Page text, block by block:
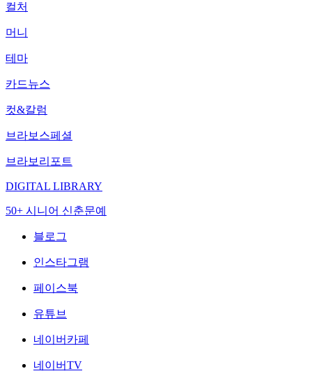
컬처
머니
테마
카드뉴스
컷&칼럼
브라보스페셜
브라보리포트
DIGITAL LIBRARY
50+ 시니어 신춘문예
블로그
인스타그램
페이스북
유튜브
네이버카페
네이버TV